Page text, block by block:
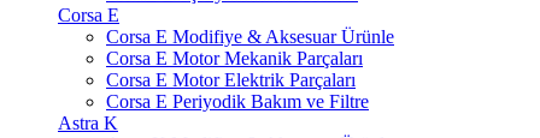
Corsa E
Corsa E Modifiye & Aksesuar Ürünle
Corsa E Motor Mekanik Parçaları
Corsa E Motor Elektrik Parçaları
Corsa E Periyodik Bakım ve Filtre
Astra K